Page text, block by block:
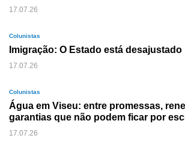
17.07.26
Colunistas
Imigração: O Estado está desajustado
17.07.26
Colunistas
Água em Viseu: entre promessas,
garantias que não podem ficar por
17.07.26